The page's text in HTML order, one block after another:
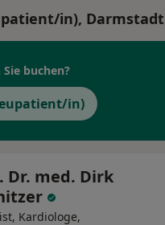
in), Darmstadt
buchen?
in)
Dr. med. Dirk
Kardiologe,